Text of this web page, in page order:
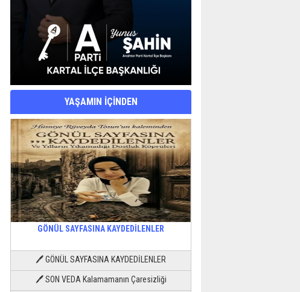
YAŞAMIN İÇİNDEN
GÖNÜL SAYFASINA KAYDEDİLENLER
🖊 GÖNÜL SAYFASINA KAYDEDİLENLER
🖊 SON VEDA Kalamamanın Çaresizliği